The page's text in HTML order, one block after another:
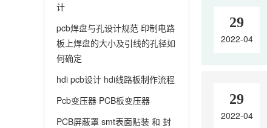
计
pcb焊盘与孔设计规范 印制电路
板上焊盘的大小及引线的孔径如
何确定
hdi pcb设计 hdi线路板制作流程
Pcb变压器 PCB板变压器
PCB屏蔽罩 smt表面贴装 和 封
29
2022-04
29
2022-04